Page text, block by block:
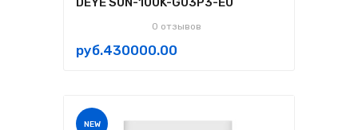
0 отзывов
руб.430000.00
NEW